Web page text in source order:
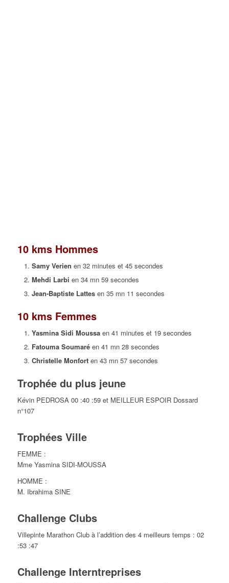
10 kms Hommes
Samy Verien en 32 minutes et 45 secondes
Mehdi Larbi en 34 mn 59 secondes
Jean-Baptiste Lattesen 35 mn 11 secondes
10 kms Femmes
Yasmina Sidi Moussaen 41 minutes et 19 secondes
Fatouma Soumaréen 41 mn 28 secondes
Christelle Monforten 43 mn 57 secondes
Trophée du plus jeune
Kévin PEDROSA 00 :40 :59 et MEILLEUR ESPOIR Dossard
n°107
Trophées Ville
FEMME :
Mme Yasmina SIDI-MOUSSA
HOMME :
M. Ibrahima SINE
Challenge Clubs
Villepinte Marathon Club à l’addition des 4 meilleurs temps : 02
:53 :47
Challenge Interntreprises